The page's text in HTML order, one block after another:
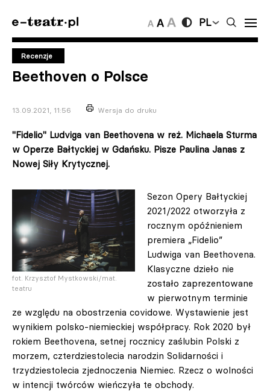
PL
Recenzje
Beethoven o Polsce
13.09.2021, 11:56 Wersja do druku
"Fidelio" Ludviga van Beethovena w reż. Michaela Sturma
w Operze Bałtyckiej w Gdańsku. Pisze Paulina Janas z
Nowej Siły Krytycznej.
fot. Krzysztof Mystkowski/mat.
teatru
Sezon Opery Bałtyckiej
2021/2022 otworzyła z
rocznym opóźnieniem
premiera „Fidelio”
Ludwiga van Beethovena.
Klasyczne dzieło nie
zostało zaprezentowane
w pierwotnym terminie
ze względu na obostrzenia covidowe. Wystawienie jest
wynikiem polsko-niemieckiej współpracy. Rok 2020 był
rokiem Beethovena, setnej rocznicy zaślubin Polski z
morzem, czterdziestolecia narodzin Solidarności i
trzydziestolecia zjednoczenia Niemiec. Rzecz o wolności
w intencji twórców wieńczyła te obchody.